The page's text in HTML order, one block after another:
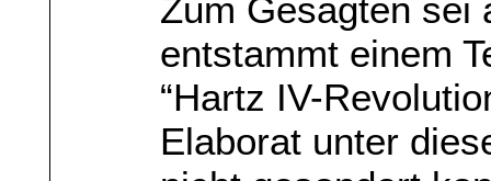
Zum Gesagten sei
entstammt einem
“Hartz IV-
Elaborat unter